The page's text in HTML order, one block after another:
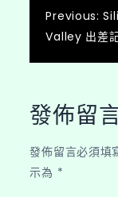
文
章
覽
Previous:
Valley 出差
發佈留
發佈留言必須填
示為 *